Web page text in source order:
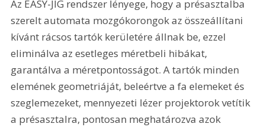
Az EASY-JIG rendszer lényege, hogy a présasztalba
szerelt automata mozgókorongok az összeállítani
kívánt rácsos tartók kerületére állnak be, ezzel
eliminálva az esetleges méretbeli hibákat,
garantálva a méretpontosságot. A tartók minden
elemének geometriáját, beleértve a fa elemeket és
szeglemezeket, mennyezeti lézer projektorok vetítik
a présasztalra, pontosan meghatározva azok